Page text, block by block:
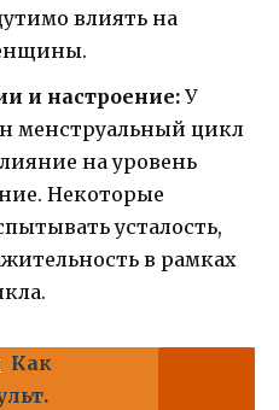
влиять на
и настроение: У
менструальный цикл
на уровень
Некоторые
усталость,
в рамках
Как